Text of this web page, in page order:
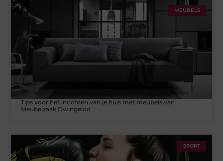
MEUBELS
Tips voor het inrichten van je huis met meubels van
Meubelzaak Dwingeloo
SPORT